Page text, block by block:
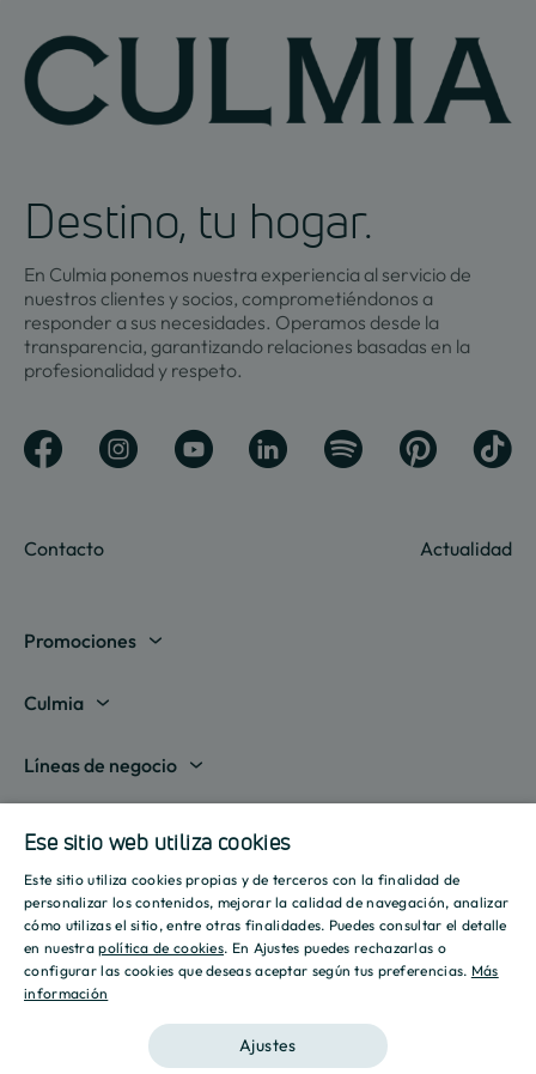
Destino, tu hogar.
En Culmia ponemos nuestra experiencia al servicio de
nuestros clientes y socios, comprometiéndonos a
responder a sus necesidades. Operamos desde la
transparencia, garantizando relaciones basadas en la
profesionalidad y respeto.
Contacto Actualidad
Promociones
Valencia
Sevilla
Islas Baleares
Mostrar todas
Culmia
Sobre nosotros
Destino Culmia
Sala de prensa
Informes
Iniciativas
Culmia Challenges
Culmia Fest
Líneas de negocio
Vivienda Alquiler
Gestión de Suelo
Culmia es noticia
Tendencias
Estilo de vida
Sostenibilidad
Recursos
Guías
Calculadora Hipotecaria
Calculadora Energética
Política de privacidad Política de Cookies
SPANISH
ENGLISH
Ese sitio web utiliza cookies
Este sitio utiliza cookies propias y de terceros con la finalidad de
personalizar los contenidos, mejorar la calidad de navegación, analizar
cómo utilizas el sitio, entre otras finalidades. Puedes consultar el detalle
en nuestrapolítica de cookies. En Ajustes puedes rechazarlas o
configurar las cookies que deseas aceptar según tus preferencias. Más
información
Ajustes